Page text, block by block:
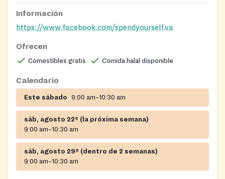
Información
https://www.facebook.com/spendyourself.va
Ofrecen
Comestibles gratis Comida halal disponible
Calendario
Este sábado 9:00 am–10:30 am
sáb, agosto 22º (la próxima semana)
9:00 am–10:30 am
sáb, agosto 29º (dentro de 2 semanas)
9:00 am–10:30 am